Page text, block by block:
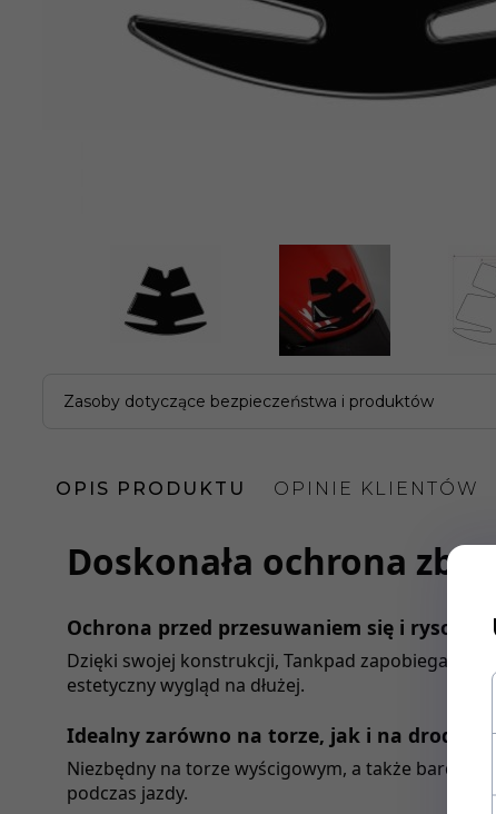
Zasoby dotyczące bezpieczeństwa i produktów
OPIS PRODUKTU OPINIE KLIENTÓW
Doskonała ochrona
Ochrona przed przesuwaniem się i
Dzięki swojej konstrukcji, Tankpad zapobiega
estetyczny wygląd na dłużej.
Idealny zarówno na torze, jak i na drodze
Niezbędny na torze wyścigowym, a także bardzo
podczas jazdy.